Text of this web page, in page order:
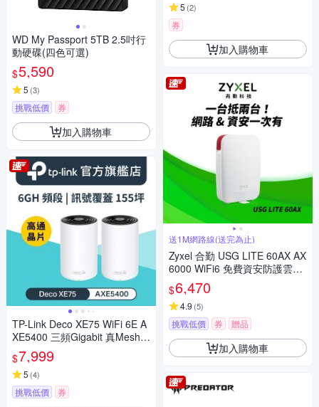
WD My Passport 5TB 2.5吋行
動硬碟(四色可選)
$5,590
5 (3)
挑戰低價 券
加入購物車
TP-Link Deco XE75 WiFi 6E A
XE5400 三頻Gigabit 真Mesh
無線網路網狀路由器(Wi-Fi 6E
分享器)(二入組)
$7,999
5 (4)
挑戰低價 券
5 (2)
券
加入購物車
送1M網路線(送完為止)
Zyxel 合勤 USG LITE 60AX AX
6000 WiFi6 免費資安防護雲端
安全路由器
$6,470
4.9 (5)
挑戰低價 券 贈品
加入購物車